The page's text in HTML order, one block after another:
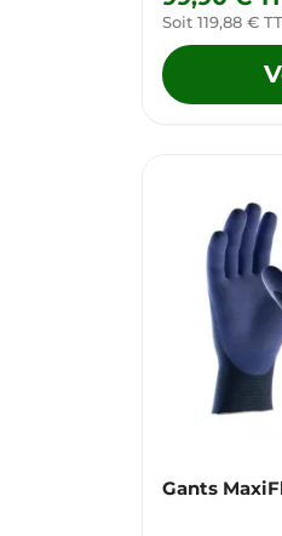
Soit 119,88 €
Gants